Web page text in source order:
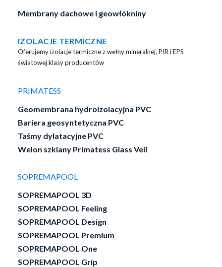
Membrany dachowe i geowłókniny
IZOLACJE TERMICZNE
Oferujemy izolacje termiczne z wełny mineralnej, PIR i EPS
światowej klasy producentów
PRIMATESS
Geomembrana hydroizolacyjna PVC
Bariera geosyntetyczna PVC
Taśmy dylatacyjne PVC
Welon szklany Primatess Glass Veil
SOPREMAPOOL
SOPREMAPOOL 3D
SOPREMAPOOL Feeling
SOPREMAPOOL Design
SOPREMAPOOL Premium
SOPREMAPOOL One
SOPREMAPOOL Grip
TECSOUND
Tecsound
FT55 AL jest zespołem
dźwiękoszczelnym składającym się
z porowatego filcu zespojonego z
membraną Tecsound
zbrojoną folią aluminiową.